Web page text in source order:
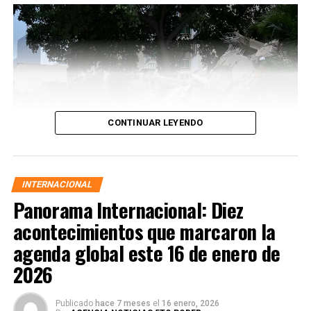
Las autoridades activaron protocolos de emergencia,
CONTINUAR LEYENDO
INTERNACIONAL
Panorama Internacional: Diez
acontecimientos que marcaron la
agenda global este 16 de enero de
2026
Publicado hace 7 meses el 16 enero, 2026